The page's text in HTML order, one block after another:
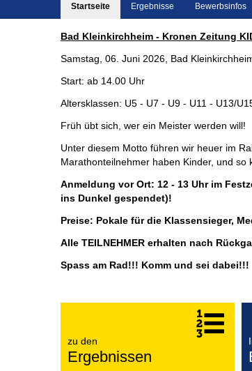
Startseite Ergebnisse Bewerbsinfos
Bad Kleinkirchheim - Kronen Zeitung
Samstag, 06. Juni 2026, Bad
Start: ab 14.00 Uhr
Altersklassen: U5 - U7 - U9 - U11 - U13/
Früh übt sich, wer ein Meister werden will!
Unter diesem Motto führen wir heuer im
Marathonteilnehmer haben Kinder, und so
Anmeldung vor Ort: 12 - 13 Uhr im
ins Dunkel gespendet)!
Preise: Pokale für die Klassensieger,
Alle TEILNEHMER erhalten nach
Spass am Rad!!! Komm und sei dabei!!!
zu den
Ergebnissen